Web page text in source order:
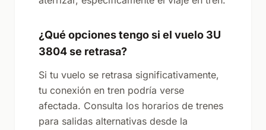
¿Qué opciones tengo si el vuelo 3U
3804 se retrasa?
Si tu vuelo se retrasa significativamente,
tu conexión en tren podría verse
afectada. Consulta los horarios de trenes
para salidas alternativas desde la